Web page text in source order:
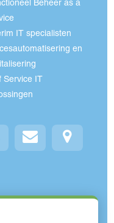
Beheer as a
IT specialisten
en
Service IT